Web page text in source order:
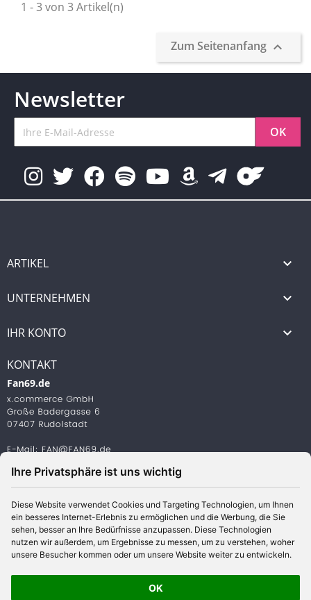
Ihre Privatsphäre ist uns wichtig
Diese Website verwendet Cookies und Targeting Technologien, um Ihnen
ein besseres Internet-Erlebnis zu ermöglichen und die Werbung, die Sie
sehen, besser an Ihre Bedürfnisse anzupassen. Diese Technologien
nutzen wir außerdem, um Ergebnisse zu messen, um zu verstehen, woher
unsere Besucher kommen oder um unsere Website weiter zu entwickeln.
OK
1 - 3 von 3 Artikel(n)
Zum Seitenanfang 
Newsletter
ARTIKEL 
UNTERNEHMEN 
IHR KONTO 
KONTAKT
Fan69.de
© 2026 www.aischeshop.com | Alle Preise verstehen sich
inklusive Mehrwertsteuer und zzgl. Versandkosten